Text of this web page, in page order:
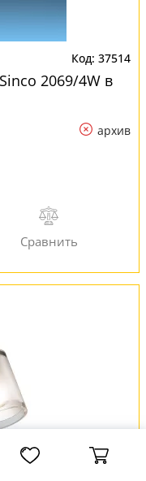
37514
2069/4W в
архив